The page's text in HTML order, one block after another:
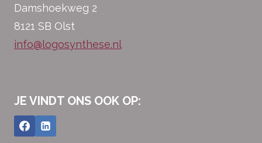
Damshoekweg 2
8121 SB Olst
info@logosynthese.nl
JE VINDT ONS OOK OP: